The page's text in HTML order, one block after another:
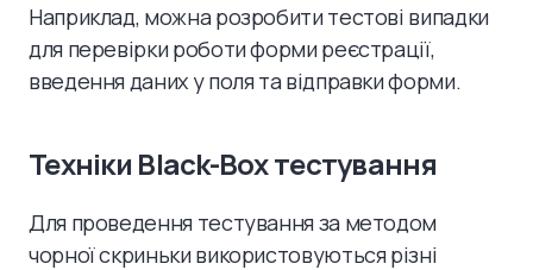
Наприклад, можна розробити тестові випадки
для перевірки роботи форми реєстрації,
введення даних у поля та відправки форми.
Техніки Black-Box тестування
Для проведення тестування за методом
чорної скриньки використовуються різні